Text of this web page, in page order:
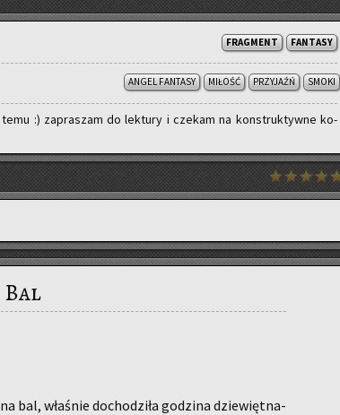
FRAGMENT FANTASY
ANGEL FANTASY MIŁOŚĆ PRZYJAŹŃ SMOKI
:) za­pra­szam do lek­tu­ry i cze­kam na kon­struk­tyw­ne ko­
Bal
bal, wła­śnie do­cho­dzi­ła go­dzi­na dzie­więt­na­